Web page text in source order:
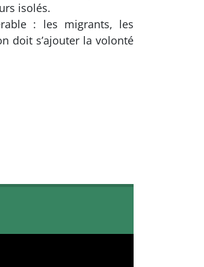
isolés.
: les migrants, les
doit s’ajouter la volonté